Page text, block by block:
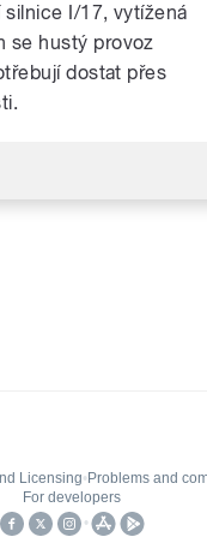
I/17, vytížená
se hustý provoz
dostat přes